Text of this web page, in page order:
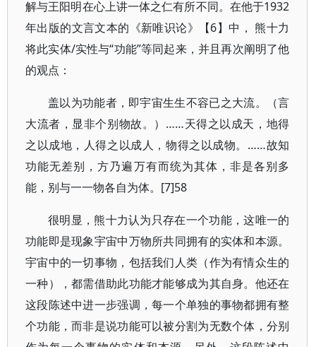
解与王阳明在心上讲一体之仁有所不同。在他于1932
年出版的文言文本的《新唯识论》【6】中， 熊十力
将此实体/实性与“功能”等同起来，并且再次阐明了他
的观点：
盖以为功能者，即宇宙生生不容已之大流。（言
大流者，显非个别物故。）……天得之以成天，地得
之以成地，人得之以成人，物得之以成物。……故知
功能无差别，方乃遍万有而统为其体，非是各别多
能，别与一一物各自为体。[7]58
很明显，熊十力认为只存在一个功能，这唯一的
功能即是现象宇宙中万物所共同拥有的实体和本源。
宇宙中的一切事物，包括我们人类（作为有情众生的
一种），都需借助此功能才能够成为其自身。他还在
这段陈述中进一步强调，每一个单独的事物都拥有整
个功能，而非是说功能可以被分割为无数个体，分别